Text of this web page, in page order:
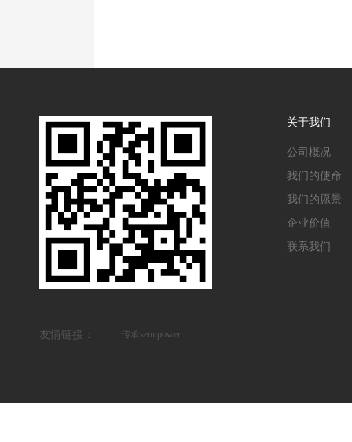
关于我们
公司概况
我们的使命
我们的愿景
企业价值
联系我们
友情链接： 传承semipower